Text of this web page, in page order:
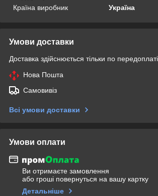
Країна виробник
Україна
Умови доставки
Доставка здійснюється тільки по передоплаті.
Нова Пошта
Самовивіз
Всі умови доставки
Умови оплати
Ви отримаєте замовлення
або гроші повернуться на вашу картку
Детальніше